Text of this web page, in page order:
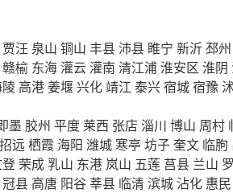
贾汪 泉山 铜山 丰县 沛县 睢宁 新沂邳州
赣榆 东海灌云灌南 清江浦淮安区 淮阴
高港姜堰兴化靖江 泰兴宿城宿豫
墨 胶州 平度 莱西 张店 淄川 博山 周村
招远 栖霞 海阳 潍城 寒亭 坊子奎文 临朐
荣成乳山 东港 岚山 五莲 莒县 兰山
冠县 高唐 阳谷莘县 临清滨城 沾化 惠民